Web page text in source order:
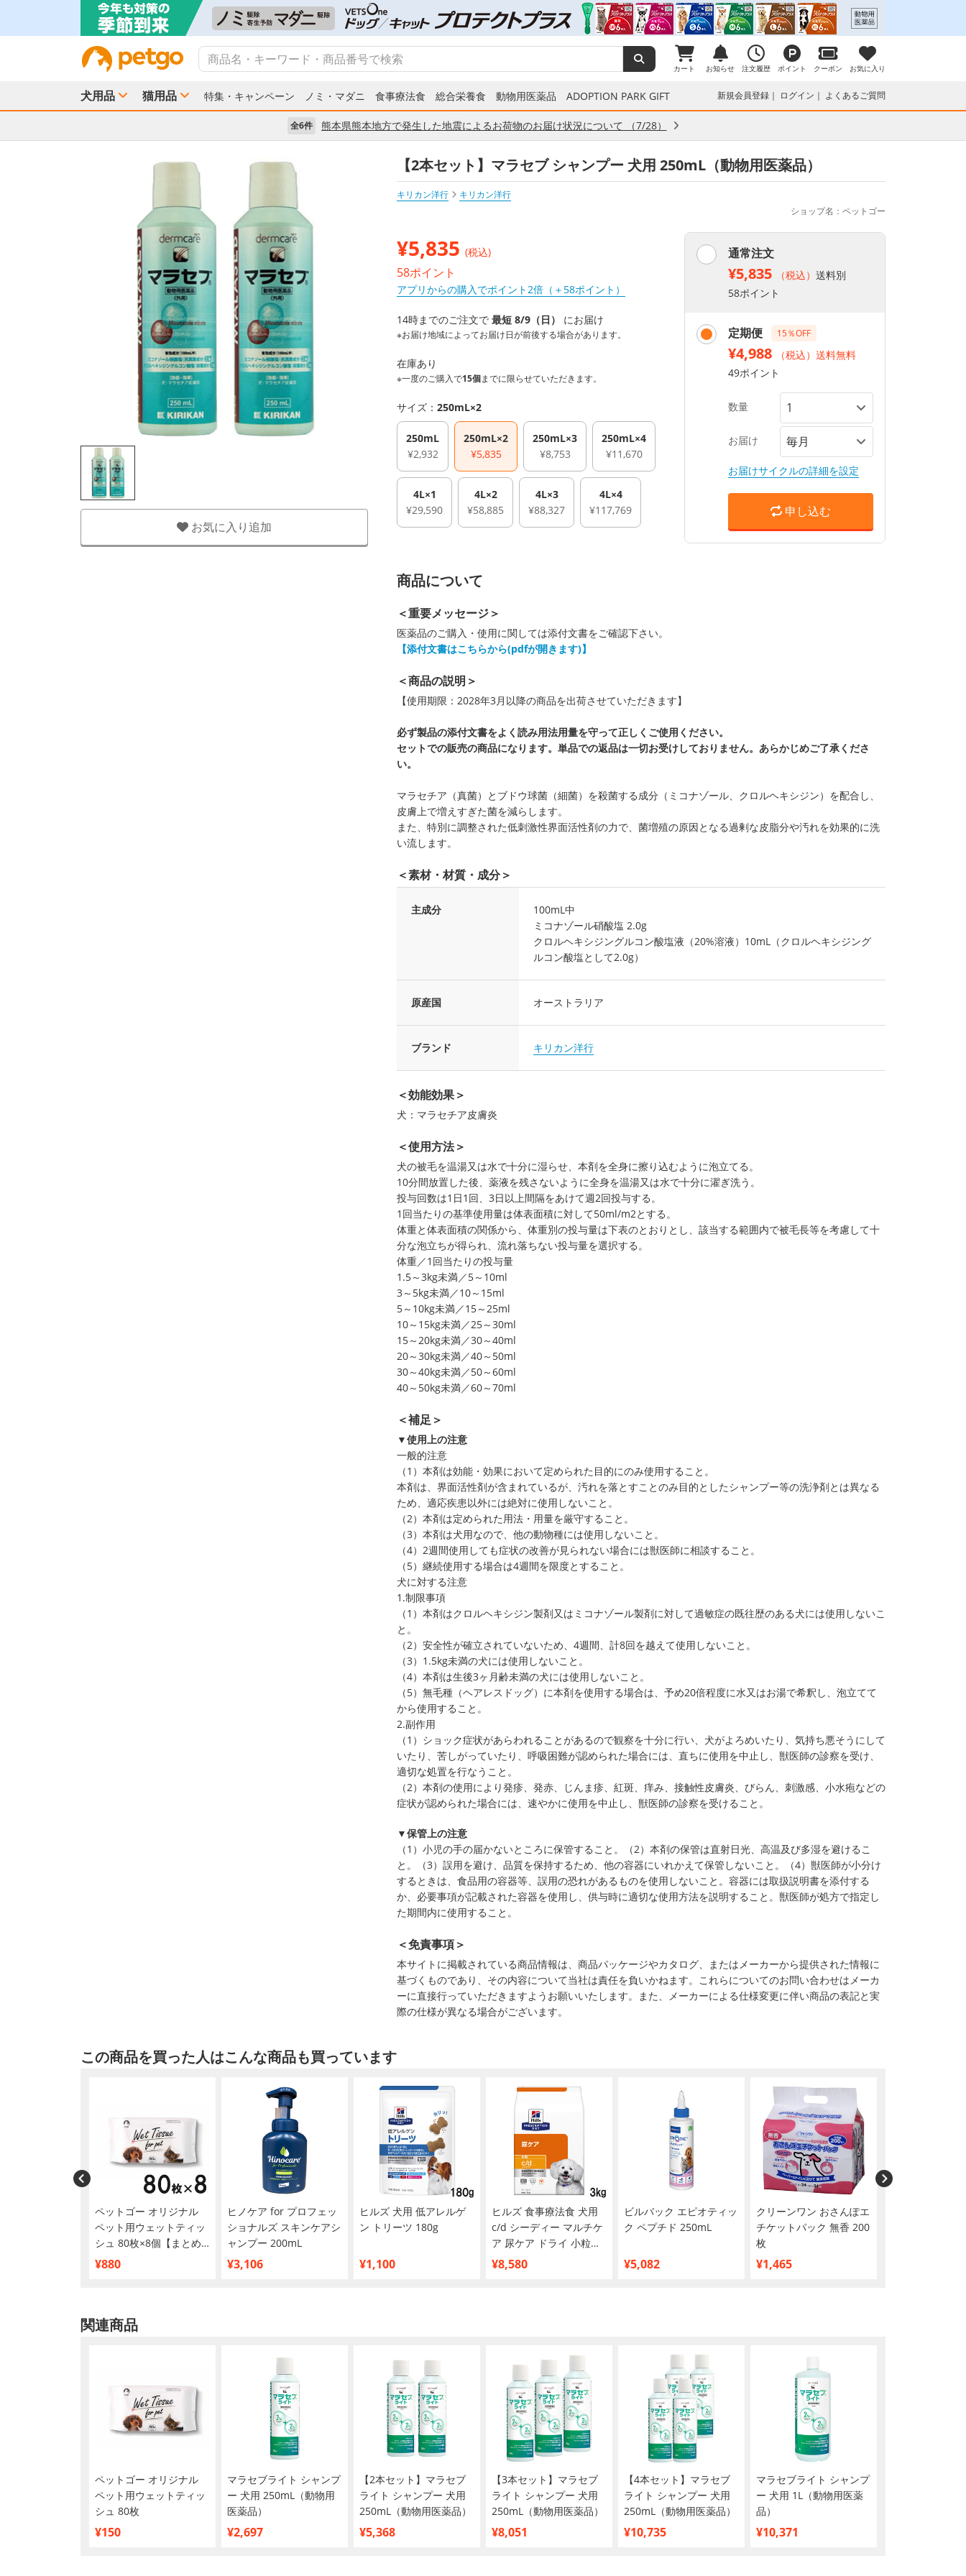
カート お知らせ 注文履歴 ポイント クーポン お気に入り
犬用品 猫用品 特集・キャンペーン ノミ・マダニ 食事療法食 総合栄養食 動物用医薬品 ADOPTION PARK GIFT 新規会員登録 ログイン よくあるご質問
全6件 熊本県熊本地方で発生した地震によるお荷物のお届け状況について （7/28）
お気に入り追加
【2本セット】マラセブ シャンプー 犬用 250mL（動物用医薬品）
キリカン洋行
キリカン洋行
ショップ名：ペットゴー
¥5,835 (税込)
58ポイント
アプリからの購入でポイント2倍（＋58ポイント）
14時までのご注文で 最短 8/9（日） にお届け
※お届け地域によってお届け日が前後する場合があります。
在庫あり
※一度のご購入で15個までに限らせていただきます。
サイズ： 250mL×2
250mL
¥2,932
250mL×2
¥5,835
250mL×3
¥8,753
250mL×4
¥11,670
4L×1
¥29,590
4L×2
¥58,885
4L×3
¥88,327
4L×4
¥117,769
通常注文
¥5,835 （税込） 送料別
58ポイント
定期便 15％OFF
¥4,988
（税込）送料無料
49ポイント
数量
お届け
お届けサイクルの詳細を設定
申し込む
商品について
＜重要メッセージ＞
医薬品のご購入・使用に関しては添付文書をご確認下さい。
【添付文書はこちらから(pdfが開きます)】
＜商品の説明＞
【使用期限：2028年3月以降の商品を出荷させていただきます】
必ず製品の添付文書をよく読み用法用量を守って正しくご使用ください。
セットでの販売の商品になります。単品での返品は一切お受けしておりません。あらかじめご了承くださ
い。
マラセチア（真菌）とブドウ球菌（細菌）を殺菌する成分（ミコナゾール、クロルヘキシジン）を配合し、
皮膚上で増えすぎた菌を減らします。
また、特別に調整された低刺激性界面活性剤の力で、菌増殖の原因となる過剰な皮脂分や汚れを効果的に洗
い流します。
＜素材・材質・成分＞
主成分
100mL中
ミコナゾール硝酸塩 2.0g
クロルヘキシジングルコン酸塩液（20%溶液）10mL（クロルヘキシジング
ルコン酸塩として2.0g）
原産国 オーストラリア
ブランド キリカン洋行
＜効能効果＞
犬：マラセチア皮膚炎
＜使用方法＞
犬の被毛を温湯又は水で十分に湿らせ、本剤を全身に擦り込むように泡立てる。
10分間放置した後、薬液を残さないように全身を温湯又は水で十分に濯ぎ洗う。
投与回数は1日1回、3日以上間隔をあけて週2回投与する。
1回当たりの基準使用量は体表面積に対して50ml/m2とする。
体重と体表面積の関係から、体重別の投与量は下表のとおりとし、該当する範囲内で被毛長等を考慮して十
分な泡立ちが得られ、流れ落ちない投与量を選択する。
体重／1回当たりの投与量
1.5～3kg未満／5～10ml
3～5kg未満／10～15ml
5～10kg未満／15～25ml
10～15kg未満／25～30ml
15～20kg未満／30～40ml
20～30kg未満／40～50ml
30～40kg未満／50～60ml
40～50kg未満／60～70ml
＜補足＞
▼使用上の注意
一般的注意
（1）本剤は効能・効果において定められた目的にのみ使用すること。
本剤は、界面活性剤が含まれているが、汚れを落とすことのみ目的としたシャンプー等の洗浄剤とは異なる
ため、適応疾患以外には絶対に使用しないこと。
（2）本剤は定められた用法・用量を厳守すること。
（3）本剤は犬用なので、他の動物種には使用しないこと。
（4）2週間使用しても症状の改善が見られない場合には獣医師に相談すること。
（5）継続使用する場合は4週間を限度とすること。
犬に対する注意
1.制限事項
（1）本剤はクロルヘキシジン製剤又はミコナゾール製剤に対して過敏症の既往歴のある犬には使用しないこ
と。
（2）安全性が確立されていないため、4週間、計8回を越えて使用しないこと。
（3）1.5kg未満の犬には使用しないこと。
（4）本剤は生後3ヶ月齢未満の犬には使用しないこと。
（5）無毛種（ヘアレスドッグ）に本剤を使用する場合は、予め20倍程度に水又はお湯で希釈し、泡立てて
から使用すること。
2.副作用
（1）ショック症状があらわれることがあるので観察を十分に行い、犬がよろめいたり、気持ち悪そうにして
いたり、苦しがっていたり、呼吸困難が認められた場合には、直ちに使用を中止し、獣医師の診察を受け、
適切な処置を行なうこと。
（2）本剤の使用により発疹、発赤、じんま疹、紅斑、痒み、接触性皮膚炎、びらん、刺激感、小水疱などの
症状が認められた場合には、速やかに使用を中止し、獣医師の診察を受けること。
▼保管上の注意
（1）小児の手の届かないところに保管すること。（2）本剤の保管は直射日光、高温及び多湿を避けるこ
と。（3）誤用を避け、品質を保持するため、他の容器にいれかえて保管しないこと。（4）獣医師が小分け
するときは、食品用の容器等、誤用の恐れがあるものを使用しないこと。容器には取扱説明書を添付する
か、必要事項が記載された容器を使用し、供与時に適切な使用方法を説明すること。獣医師が処方で指定し
た期間内に使用すること。
＜免責事項＞
本サイトに掲載されている商品情報は、商品パッケージやカタログ、またはメーカーから提供された情報に
基づくものであり、その内容について当社は責任を負いかねます。これらについてのお問い合わせはメーカ
ーに直接行っていただきますようお願いいたします。また、メーカーによる仕様変更に伴い商品の表記と実
際の仕様が異なる場合がございます。
この商品を買った人はこんな商品も買っています
ペットゴー オリジナル
ペット用ウェットティッ
シュ 80枚×8個【まとめ
買い】
¥880
ヒノケア for プロフェッ
ショナルズ スキンケアシ
ャンプー 200mL
¥3,106
ヒルズ 犬用 低アレルゲ
ン トリーツ 180g
¥1,100
ヒルズ 食事療法食 犬用
c/d シーディー マルチケ
ア 尿ケア ドライ 小粒
3kg
¥8,580
ビルバック エピオティッ
ク ペプチド 250mL
¥5,082
クリーンワン おさんぽエ
チケットパック 無香 200
枚
¥1,465
関連商品
ペットゴー オリジナル
ペット用ウェットティッ
シュ 80枚
¥150
マラセブライト シャンプ
ー 犬用 250mL（動物用
医薬品）
¥2,697
【2本セット】マラセブ
ライト シャンプー 犬用
250mL（動物用医薬品）
¥5,368
【3本セット】マラセブ
ライト シャンプー 犬用
250mL（動物用医薬品）
¥8,051
【4本セット】マラセブ
ライト シャンプー 犬用
250mL（動物用医薬品）
¥10,735
マラセブライト シャンプ
ー 犬用 1L（動物用医薬
品）
¥10,371